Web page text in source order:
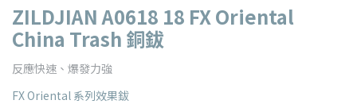
ZILDJIAN A0618 18 FX Oriental
China Trash 銅鈸
反應快速、爆發力強
FX Oriental 系列效果鈸